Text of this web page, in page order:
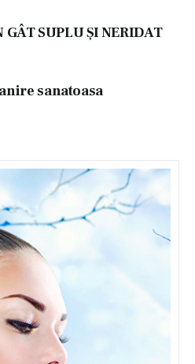
SUPLU ŞI NERIDAT
sanatoasa